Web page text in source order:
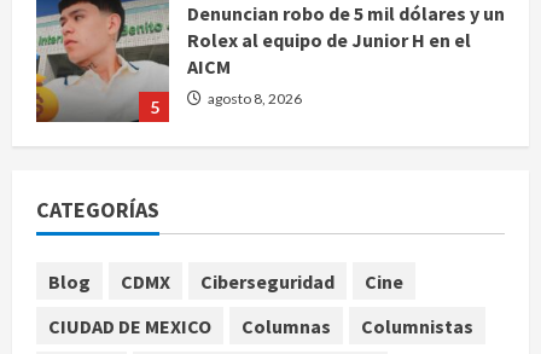
5
Denuncian robo de 5 mil dólares y un
Rolex al equipo de Junior H en el
AICM
agosto 8, 2026
México y Perú restablecen
CATEGORÍAS
Blog CDMX Ciberseguridad
Cine
CIUDAD DE MEXICO
Columnas Columnistas